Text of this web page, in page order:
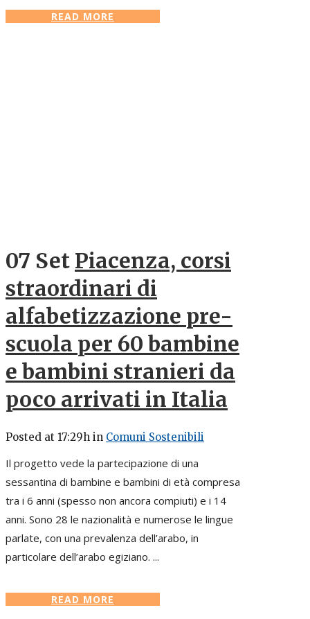
READ MORE
07 Set Piacenza, corsi
straordinari di
alfabetizzazione pre-
scuola per 60 bambine
e bambini stranieri da
poco arrivati in Italia
Posted at 17:29h in Comuni Sostenibili
Il progetto vede la partecipazione di una
sessantina di bambine e bambini di età compresa
tra i 6 anni (spesso non ancora compiuti) e i 14
anni. Sono 28 le nazionalità e numerose le lingue
parlate, con una prevalenza dell’arabo, in
particolare dell’arabo egiziano. ...
READ MORE